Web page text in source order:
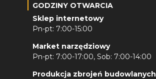
GODZINY OTWARCIA
Sklep internetowy
Pn-pt: 7:00-15:00
Market narzędziowy
Pn-pt: 7:00-17:00, Sob: 7:00-14:00
Produkcja zbrojeń budowlanych